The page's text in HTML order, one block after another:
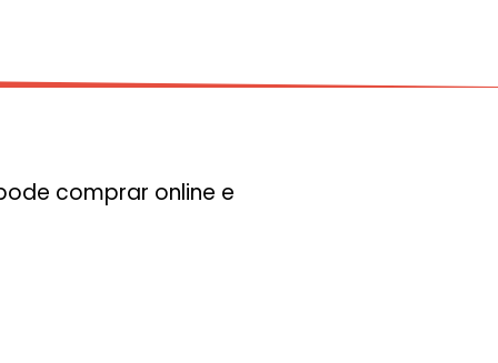
comprar online e